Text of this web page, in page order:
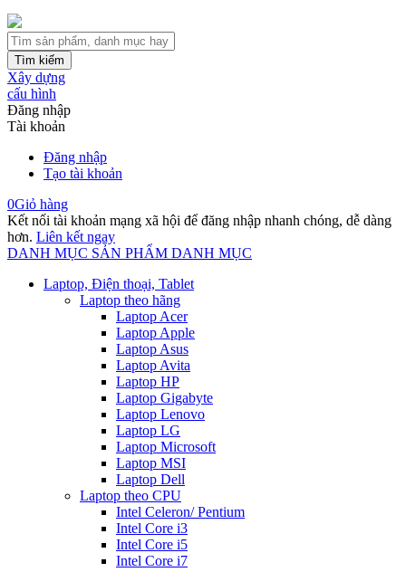
Tìm kiếm
Xây dựng
cấu hình
Đăng nhập
Tài khoản
Đăng nhập
Tạo tài khoản
0Giỏ hàng
Kết nối tài khoản mạng xã hội để đăng nhập nhanh chóng, dễ dàng
hơn. Liên kết ngay
DANH MỤC SẢN PHẨM DANH MỤC
Laptop, Điện thoại, Tablet
Laptop theo hãng
Laptop Acer
Laptop Apple
Laptop Asus
Laptop Avita
Laptop HP
Laptop Gigabyte
Laptop Lenovo
Laptop LG
Laptop Microsoft
Laptop MSI
Laptop Dell
Laptop theo CPU
Intel Celeron/ Pentium
Intel Core i3
Intel Core i5
Intel Core i7